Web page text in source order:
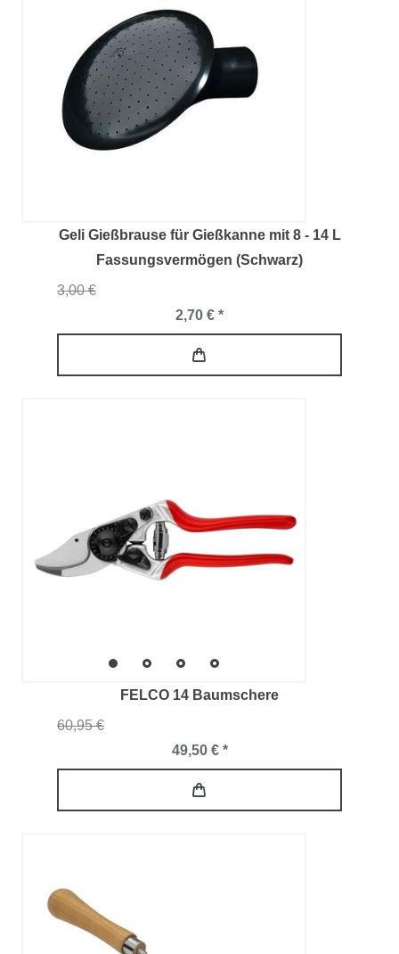
Geli Gießbrause für Gießkanne mit 8 - 14 L
Fassungsvermögen (Schwarz)
3,00 €
2,70 € *
FELCO 14 Baumschere
60,95 €
49,50 € *